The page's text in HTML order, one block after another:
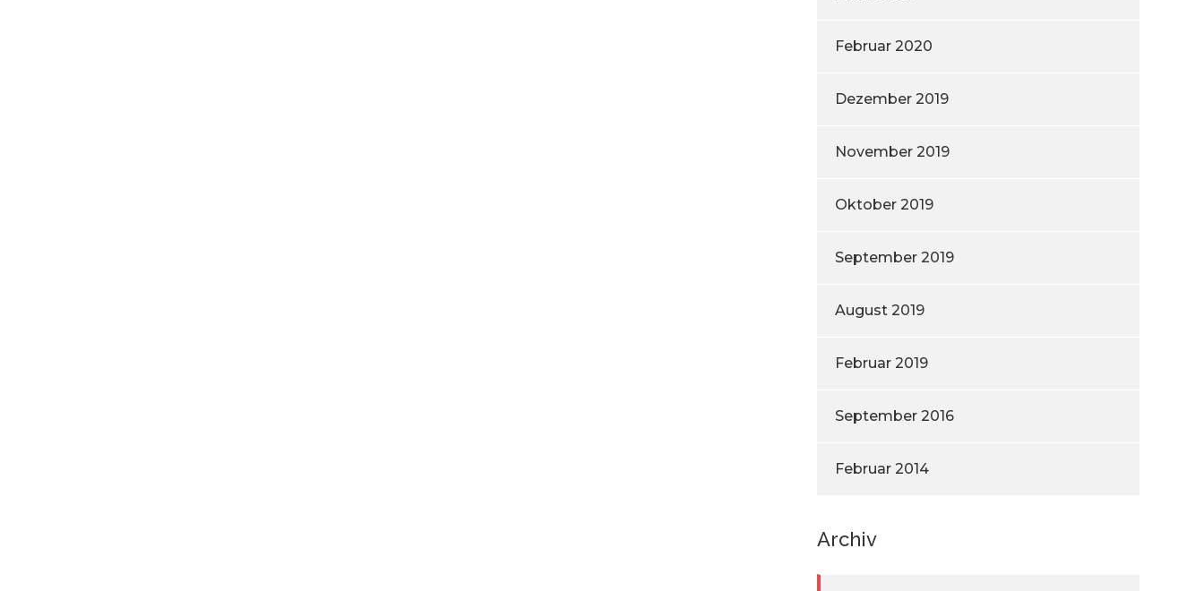
Februar 2020
Dezember 2019
November 2019
Oktober 2019
September 2019
August 2019
Februar 2019
September 2016
Februar 2014
Archiv